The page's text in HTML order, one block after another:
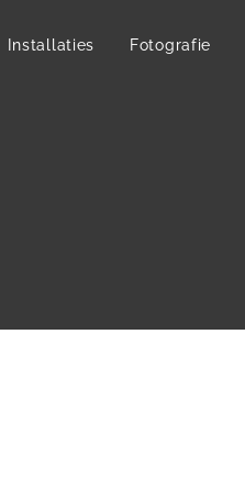
Installaties Fotografie